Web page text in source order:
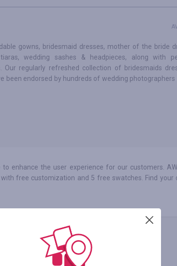
gowns, bridesmaid dresses, mother of the bride
wedding sashes & headpieces, along with
Our regularly refreshed collection of bridesmaids
been endorsed by hundreds of wedding photographers
enhance the user experience for our customers.
free customization and 5 free swatches. Find your
UM COMENTÁRIO